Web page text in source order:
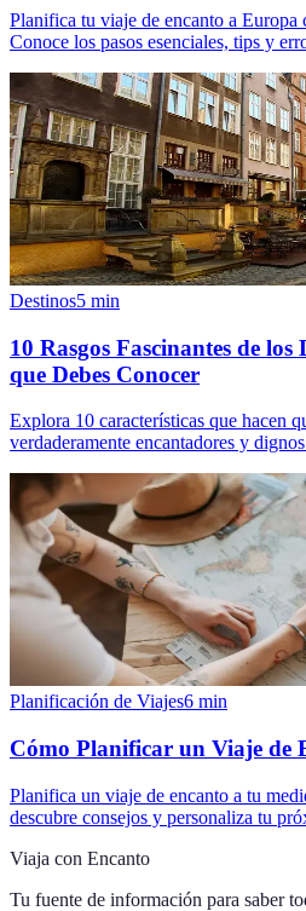
Planifica tu viaje de encanto a Europa
Conoce los pasos esenciales, tips y
Destinos5 min
10 Rasgos Fascinantes de los
que Debes Conocer
Explora 10 características que hacen
verdaderamente encantadores y
Planificación de Viajes6 min
Cómo Planificar un Viaje de
Planifica un viaje de encanto a tu
descubre consejos y personaliza tu
Viaja con Encanto
Tu fuente de información para saber